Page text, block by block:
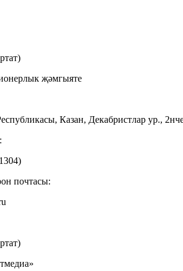
җәмгыяте
Казан, Декабристлар ур.,
почтасы: